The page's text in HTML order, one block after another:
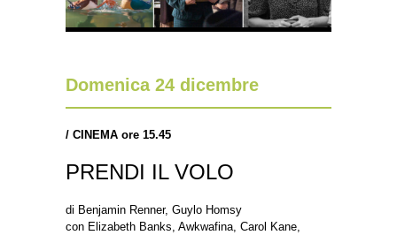
Domenica 24 dicembre
/ CINEMA ore 15.45
PRENDI IL VOLO
di Benjamin Renner, Guylo Homsy
con Elizabeth Banks, Awkwafina, Carol Kane,